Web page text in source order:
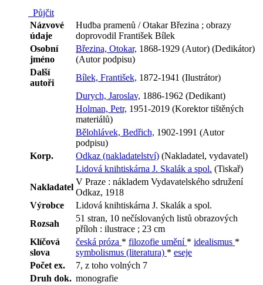
Půjčit
Názvové
údaje
Hudba pramenů / Otakar Březina ; obrazy
doprovodil František Bílek
Osobní
jméno
Březina, Otokar, 1868-1929 (Autor) (Dedikátor)
(Autor podpisu)
Další
autoři
Bílek, František, 1872-1941 (Ilustrátor)
Durych, Jaroslav, 1886-1962 (Dedikant)
Holman, Petr, 1951-2019 (Korektor tištěných
materiálů)
Bělohlávek, Bedřich, 1902-1991 (Autor
podpisu)
Korp.
Odkaz (nakladatelství) (Nakladatel, vydavatel)
Lidová knihtiskárna J. Skalák a spol. (Tiskař)
Nakladatel
V Praze : nákladem Vydavatelského sdružení
Odkaz, 1918
Výrobce
Lidová knihtiskárna J. Skalák a spol.
Rozsah
51 stran, 10 nečíslovaných listů obrazových
příloh : ilustrace ; 23 cm
Klíčová
slova
česká próza * filozofie umění * idealismus *
symbolismus (literatura) * eseje
Počet ex.
7, z toho volných 7
Druh dok. monografie